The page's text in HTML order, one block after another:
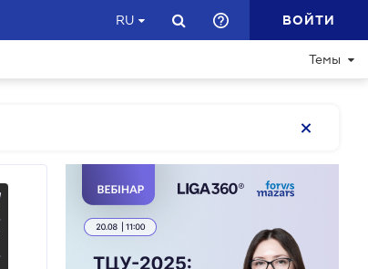
RU ВОЙТИ
Темы